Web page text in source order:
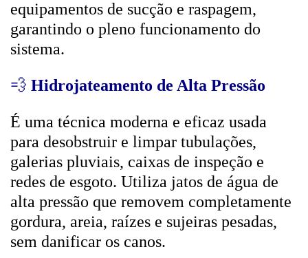
equipamentos de sucção e raspagem,
garantindo o pleno funcionamento do
sistema.
💨 Hidrojateamento de Alta Pressão
É uma técnica moderna e eficaz usada
para desobstruir e limpar tubulações,
galerias pluviais, caixas de inspeção e
redes de esgoto. Utiliza jatos de água de
alta pressão que removem completamente
gordura, areia, raízes e sujeiras pesadas,
sem danificar os canos.